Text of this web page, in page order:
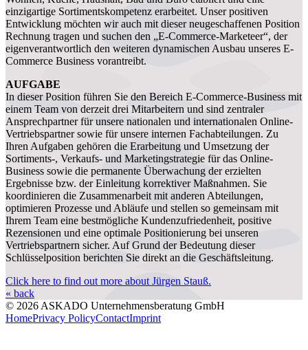
einzigartige Sortimentskompetenz erarbeitet. Unser positiven
Entwicklung möchten wir auch mit dieser neugeschaffenen Position
Rechnung tragen und suchen den „E-Commerce-Marketeer“, der
eigenverantwortlich den weiteren dynamischen Ausbau unseres E-
Commerce Business vorantreibt.
AUFGABE
In dieser Position führen Sie den Bereich E-Commerce-Business mit
einem Team von derzeit drei Mitarbeitern und sind zentraler
Ansprechpartner für unsere nationalen und internationalen Online-
Vertriebspartner sowie für unsere internen Fachabteilungen. Zu
Ihren Aufgaben gehören die Erarbeitung und Umsetzung der
Sortiments-, Verkaufs- und Marketingstrategie für das Online-
Business sowie die permanente Überwachung der erzielten
Ergebnisse bzw. der Einleitung korrektiver Maßnahmen. Sie
koordinieren die Zusammenarbeit mit anderen Abteilungen,
optimieren Prozesse und Abläufe und stellen so gemeinsam mit
Ihrem Team eine bestmögliche Kundenzufriedenheit, positive
Rezensionen und eine optimale Positionierung bei unseren
Vertriebspartnern sicher. Auf Grund der Bedeutung dieser
Schlüsselposition berichten Sie direkt an die Geschäftsleitung.
Click here to find out more about Jürgen Stauß.
« back
© 2026 ASKADO Unternehmensberatung GmbH
HomePrivacy PolicyContactImprint